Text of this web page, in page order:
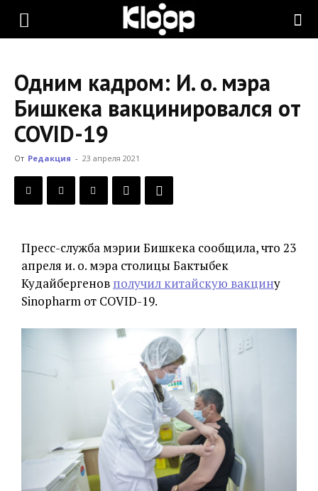
KLOOP.KG
Новости
Кыргызстана
Одним кадром: И. о. мэра
Бишкека вакцинировался от
COVID-19
От Редакция - 23 апреля 2021
Пресс-служба мэрии Бишкека сообщила, что 23
апреля и. о. мэра столицы Бактыбек
Кудайбергенов получил китайскую вакцину
Sinopharm от COVID-19.